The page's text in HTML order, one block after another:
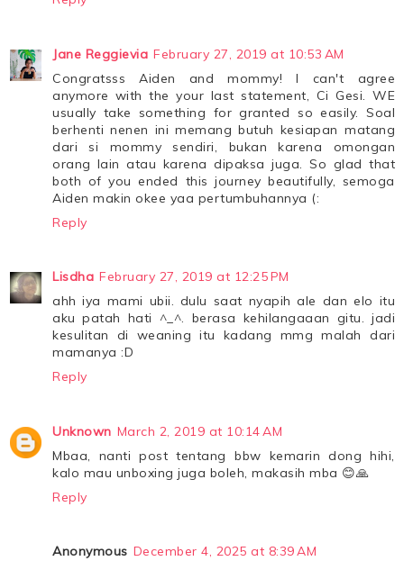
Jane Reggievia February 27, 2019 at 10:53 AM
Congratsss Aiden and mommy! I can't agree
anymore with the your last statement, Ci Gesi. WE
usually take something for granted so easily. Soal
berhenti nenen ini memang butuh kesiapan matang
dari si mommy sendiri, bukan karena omongan
orang lain atau karena dipaksa juga. So glad that
both of you ended this journey beautifully, semoga
Aiden makin okee yaa pertumbuhannya (:
Reply
Lisdha February 27, 2019 at 12:25 PM
ahh iya mami ubii. dulu saat nyapih ale dan elo itu
aku patah hati ^_^. berasa kehilangaaan gitu. jadi
kesulitan di weaning itu kadang mmg malah dari
mamanya :D
Reply
Unknown March 2, 2019 at 10:14 AM
Mbaa, nanti post tentang bbw kemarin dong hihi,
kalo mau unboxing juga boleh, makasih mba 😊🙏
Reply
Anonymous December 4, 2025 at 8:39 AM